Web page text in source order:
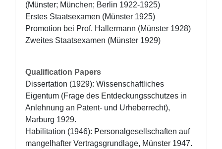
(Münster; München; Berlin 1922-1925)
Erstes Staatsexamen (Münster 1925)
Promotion bei Prof. Hallermann (Münster 1928)
Zweites Staatsexamen (Münster 1929)
Qualification Papers
Dissertation (1929): Wissenschaftliches
Eigentum (Frage des Entdeckungsschutzes in
Anlehnung an Patent- und Urheberrecht),
Marburg 1929.
Habilitation (1946): Personalgesellschaften auf
mangelhafter Vertragsgrundlage, Münster 1947.